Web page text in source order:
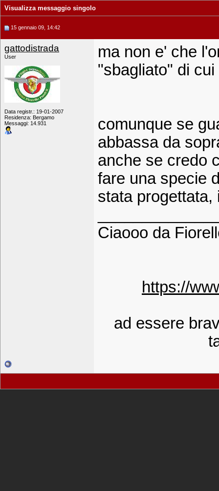
Visualizza messaggio singolo
15 gennaio 09, 14:42
gattodistrada
User
Data registr.: 19-01-2007
Residenza: Bergamo
Messaggi: 14.931
ma non e' che
"sbagliato" di
comunque se
abbassa da
anche se credo
fare una specie
stata progettata,
Ciaooo da
https://
ad essere